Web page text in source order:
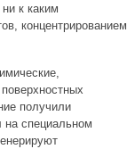
к каким
концентрированием
получили
на специальном